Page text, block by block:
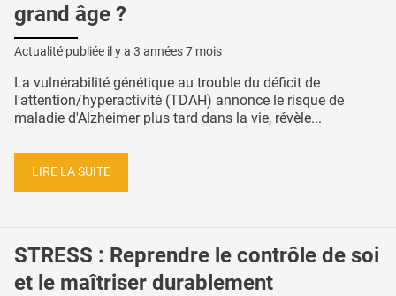
grand âge ?
Actualité publiée il y a 3 années 7 mois
La vulnérabilité génétique au trouble du déficit de
l'attention/hyperactivité (TDAH) annonce le risque de
maladie d'Alzheimer plus tard dans la vie, révèle...
LIRE LA SUITE
STRESS : Reprendre le contrôle de soi
et le maîtriser durablement